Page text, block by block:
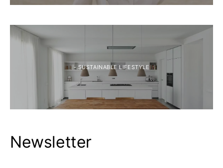
- SUSTAINABLE LIFESTYLE
Newsletter